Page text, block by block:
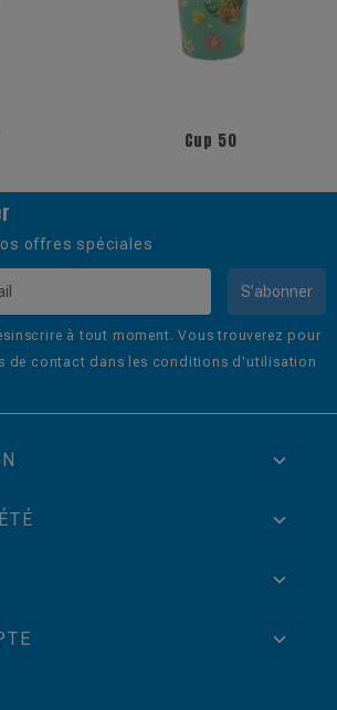
Cup 50
offres spéciales
S’abonner
à tout moment. Vous trouverez pour
de contact dans les conditions d'utilisation